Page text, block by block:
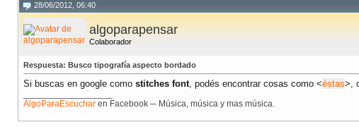
28/06/2012, 06:40
algoparapensar
Colaborador
Respuesta: Busco tipografía aspecto bordado
Si buscas en google como stitches font, podés encontrar cosas como <éstas>,
AlgoParaEscuchar en Facebook ─ Música, música y mas música.